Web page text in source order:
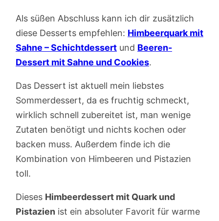
Als süßen Abschluss kann ich dir zusätzlich
diese Desserts empfehlen: Himbeerquark mit
Sahne – Schichtdessert und Beeren-
Dessert mit Sahne und Cookies.
Das Dessert ist aktuell mein liebstes
Sommerdessert, da es fruchtig schmeckt,
wirklich schnell zubereitet ist, man wenige
Zutaten benötigt und nichts kochen oder
backen muss. Außerdem finde ich die
Kombination von Himbeeren und Pistazien
toll.
Dieses Himbeerdessert mit Quark und
Pistazien ist ein absoluter Favorit für warme